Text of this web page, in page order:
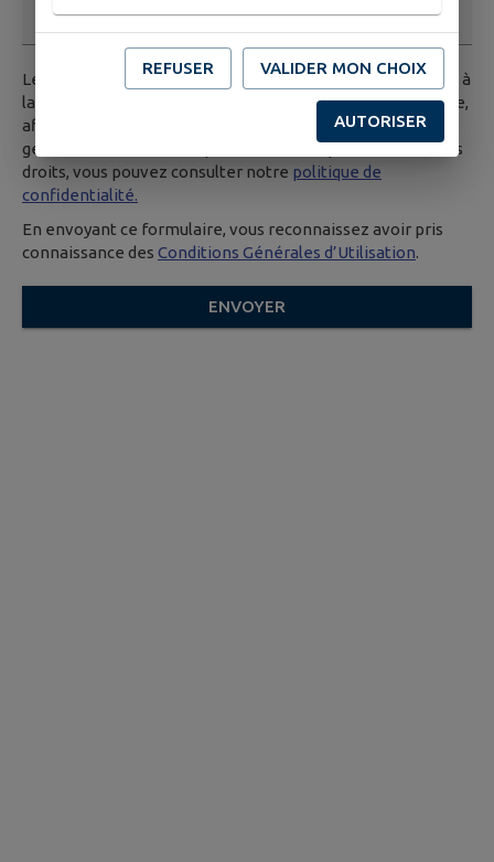
Téléphone
Les données saisies dans ce formulaire seront transmises à
la mairie, et/ou au service compétent habilité par la mairie,
afin de traiter votre demande. Pour en savoir plus sur la
gestion de vos données personnelles et pour excercer vos
droits, vous pouvez consulter notre politique de
confidentialité.
En envoyant ce formulaire, vous reconnaissez avoir pris
connaissance des Conditions Générales d’Utilisation.
ENVOYER
REFUSER VALIDER MON CHOIX
AUTORISER